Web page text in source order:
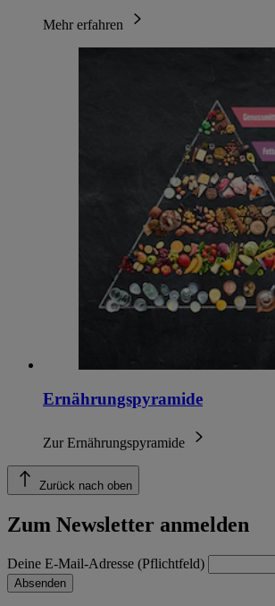
Mehr erfahren
Ernährungspyramide
Zur Ernährungspyramide
Zurück nach oben
Zum Newsletter anmelden
Deine E-Mail-Adresse (Pflichtfeld)
Absenden